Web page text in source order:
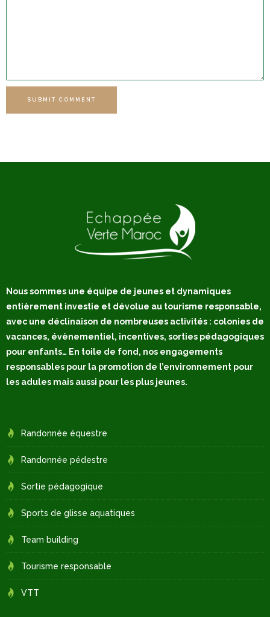
SUBMIT COMMENT
Nous sommes une équipe de jeunes et dynamiques
entièrement investie et dévolue au tourisme responsable,
avec une déclinaison de nombreuses activités : colonies de
vacances, évènementiel, incentives, sorties pédagogiques
pour enfants… En toile de fond, nos engagements
responsables pour la promotion de l’environnement pour
les adules mais aussi pour les plus jeunes.
Randonnée équestre
Randonnée pédestre
Sortie pédagogique
Sports de glisse aquatiques
Team building
Tourisme responsable
VTT